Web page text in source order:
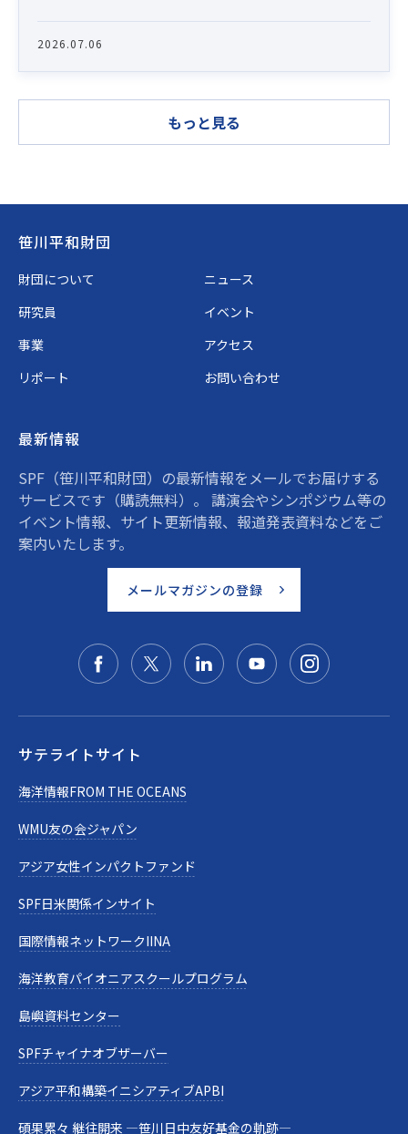
2026.07.06
もっと見る
Footer
笹川平和財団
財団について
ニュース
研究員
イベント
事業
アクセス
リポート
お問い合わせ
最新情報
SPF（笹川平和財団）の最新情報をメールでお届けする
サービスです（購読無料）。 講演会やシンポジウム等の
イベント情報、サイト更新情報、報道発表資料などをご
案内いたします。
メールマガジンの登録
サテライトサイト
海洋情報FROM THE OCEANS
WMU友の会ジャパン
アジア女性インパクトファンド
SPF日米関係インサイト
国際情報ネットワークIINA
海洋教育パイオニアスクールプログラム
島嶼資料センター
SPFチャイナオブザーバー
アジア平和構築イニシアティブAPBI
碩果累々 継往開来 —笹川日中友好基金の軌跡—